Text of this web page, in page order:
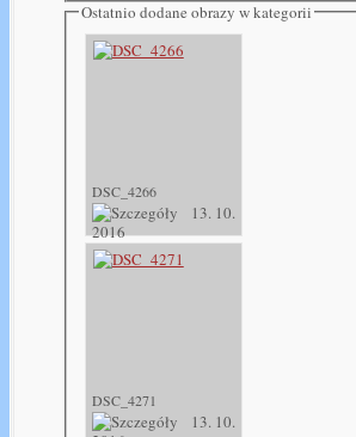
Ostatnio dodane obrazy w kategorii
DSC_4266
13. 10.
2016
DSC_4271
13. 10.